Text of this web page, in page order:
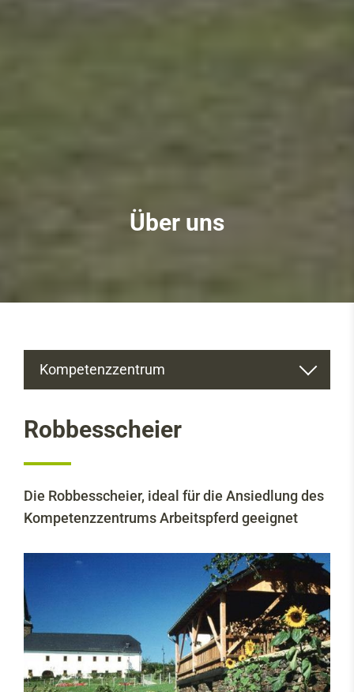
Über uns
Kompetenzzentrum
Hauptziele des Projekts
Robbesscheier
Ursprung des Projektes
Infos & Dokumentation
Staatliche Fördergelder in Luxemburg
Steckbriefe: Vorderwagen
Robbesscheier
Die Robbesscheier, ideal für die Ansiedlung des
Kompetenzzentrums Arbeitspferd geeignet